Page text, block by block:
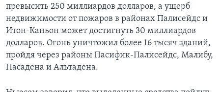
превысить 250 миллиардов долларов, а ущерб
недвижимости от пожаров в районах Палисейдс и
Итон-Каньон может достигнуть 30 миллиардов
долларов. Огонь уничтожил более 16 тысяч зданий,
пройдя через районы Пасифик-Палисейдс, Малибу,
Пасадена и Альтадена.